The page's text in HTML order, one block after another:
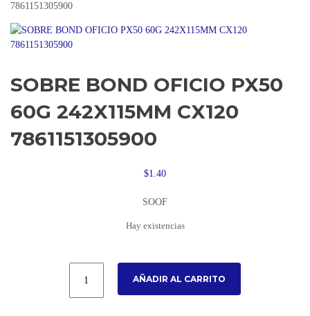
7861151305900
SOBRE BOND OFICIO PX50
60G 242X115MM CX120
7861151305900
$1.40
SOOF
Hay existencias
AÑADIR AL CARRITO